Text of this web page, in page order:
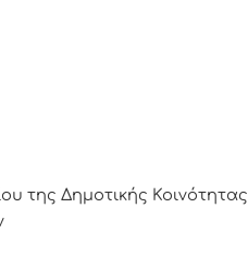
της Δημοτικής Κοινότητας